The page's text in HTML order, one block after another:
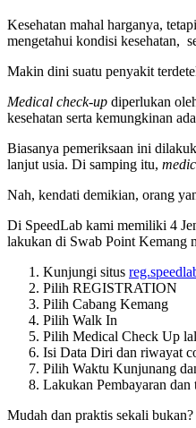
Kesehatan mahal harganya,
mengetahui kondisi kesehatan,
Makin dini suatu penyakit
Medical check-up diperlukan
kesehatan serta kemungkinan
Biasanya pemeriksaan ini
lanjut usia. Di samping itu,
Nah, kendati demikian, orang
Di SpeedLab kami memiliki 4
lakukan di Swab Point Kemang
Kunjungi situs
Pilih REGISTRATION
Pilih Cabang Kemang
Pilih Walk In
Pilih Medical Check Up
Isi Data Diri dan riwayat
Pilih Waktu Kunjunang
Lakukan Pembayaran
Mudah dan praktis sekali